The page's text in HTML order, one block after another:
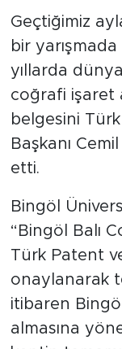
Geçtiğimiz
bir
yıllarda
coğrafi işaret
belgesini
Başkanı
etti.
Bingöl
“Bingöl Balı
Türk Patent
onaylanarak
itibaren
almasına